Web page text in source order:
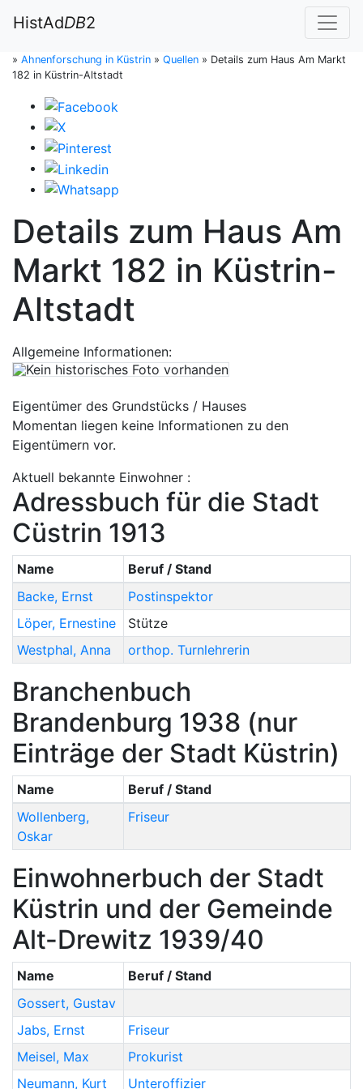
HistAdDB2
» Ahnenforschung in Küstrin » Quellen » Details zum Haus Am Markt
182 in Küstrin-Altstadt
Details zum Haus Am
Markt 182 in Küstrin-
Altstadt
Allgemeine Informationen:
Eigentümer des Grundstücks / Hauses
Momentan liegen keine Informationen zu den
Eigentümern vor.
Aktuell bekannte Einwohner :
Adressbuch für die Stadt
Cüstrin 1913
Name
Beruf / Stand
Backe, Ernst
Postinspektor
Löper, Ernestine
Stütze
Westphal, Anna orthop. Turnlehrerin
Branchenbuch
Brandenburg 1938 (nur
Einträge der Stadt Küstrin)
Name
Beruf / Stand
Wollenberg,
Oskar
Friseur
Einwohnerbuch der Stadt
Küstrin und der Gemeinde
Alt-Drewitz 1939/40
Name
Beruf / Stand
Gossert, Gustav
Jabs, Ernst
Friseur
Meisel, Max
Prokurist
Neumann, Kurt Unteroffizier